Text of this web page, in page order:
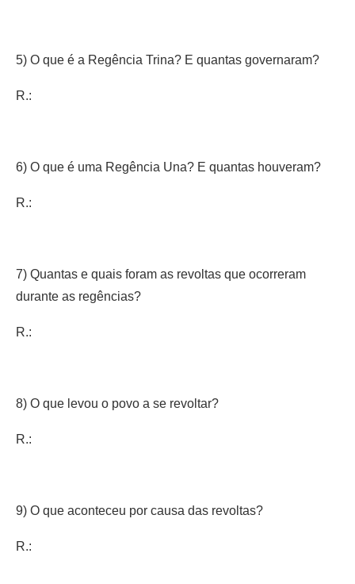
5) O que é a Regência Trina? E quantas governaram?
R.:
6) O que é uma Regência Una? E quantas houveram?
R.:
7) Quantas e quais foram as revoltas que ocorreram
durante as regências?
R.:
8) O que levou o povo a se revoltar?
R.:
9) O que aconteceu por causa das revoltas?
R.: